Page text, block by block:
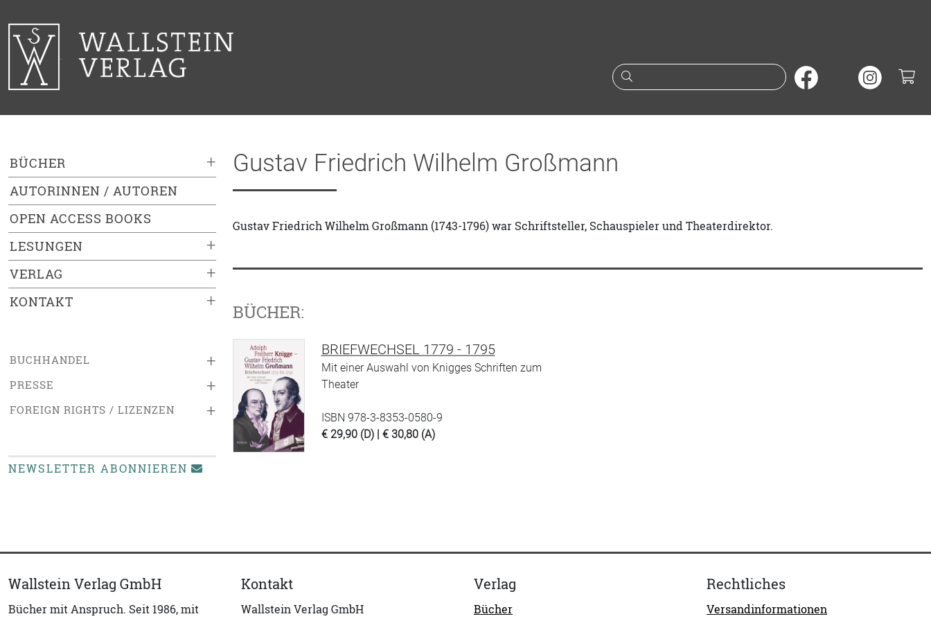
Suche nach Büchern oder
+
BÜCHER
AUTORINNEN / AUTOREN
OPEN ACCESS BOOKS
+
LESUNGEN
+
VERLAG
+
KONTAKT
+
BUCHHANDEL
+
PRESSE
+
FOREIGN RIGHTS / LIZENZEN
NEWSLETTER ABONNIEREN
Gustav Friedrich Wilhelm Großmann
Gustav Friedrich Wilhelm Großmann (1743-1796) war Schriftsteller, Schauspieler und Theaterdirektor.
BÜCHER:
BRIEFWECHSEL 1779 - 1795
Mit einer Auswahl von Knigges Schriften zum
Theater
ISBN 978-3-8353-0580-9
€ 29,90 (D) | € 30,80 (A)
Wallstein Verlag GmbH
Bücher mit Anspruch. Seit 1986, mit
Kontakt
Wallstein Verlag GmbH
Verlag
Bücher
Rechtliches
Versandinformationen